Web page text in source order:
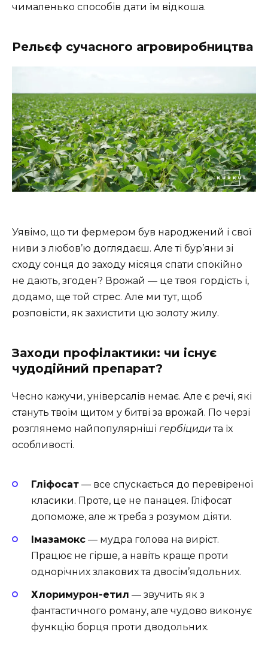
чималенько способів дати їм відкоша.
Рельєф сучасного агровиробництва
Уявімо, що ти фермером був народжений і свої
ниви з любов’ю доглядаєш. Але ті бур’яни зі
сходу сонця до заходу місяця спати спокійно
не дають, згоден? Врожай — це твоя гордість і,
додамо, ще той стрес. Але ми тут, щоб
розповісти, як захистити цю золоту жилу.
Заходи профілактики: чи існує
чудодійний препарат?
Чесно кажучи, універсалів немає. Але є речі, які
стануть твоїм щитом у битві за врожай. По черзі
розглянемо найпопулярніші гербіцидита їх
особливості.
Гліфосат — все спускається до перевіреної
класики. Проте, це не панацея. Гліфосат
допоможе, але ж треба з розумом діяти.
Імазамокс — мудра голова на виріст.
Працює не гірше, а навіть краще проти
однорічних злакових та двосім’ядольних.
Хлоримурон-етил — звучить як з
фантастичного роману, але чудово виконує
функцію борця проти дводольних.